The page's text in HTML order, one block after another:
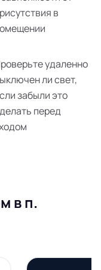
в
удаленно
ли свет,
забыли это
перед
в п.